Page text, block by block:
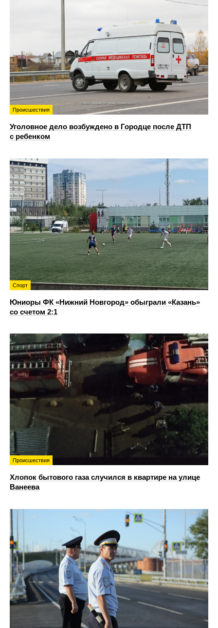
Происшествия
Уголовное дело возбуждено в Городце после ДТП
с ребенком
Спорт
Юниоры ФК «Нижний Новгород» обыграли «Казань»
со счетом 2:1
Происшествия
Хлопок бытового газа случился в квартире на улице
Ванеева